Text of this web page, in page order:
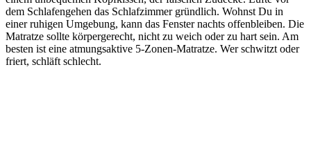
dem Schlafengehen das Schlafzimmer gründlich. Wohnst Du in
einer ruhigen Umgebung, kann das Fenster nachts offenbleiben. Die
Matratze sollte körpergerecht, nicht zu weich oder zu hart sein. Am
besten ist eine atmungsaktive 5-Zonen-Matratze. Wer schwitzt oder
friert, schläft schlecht.